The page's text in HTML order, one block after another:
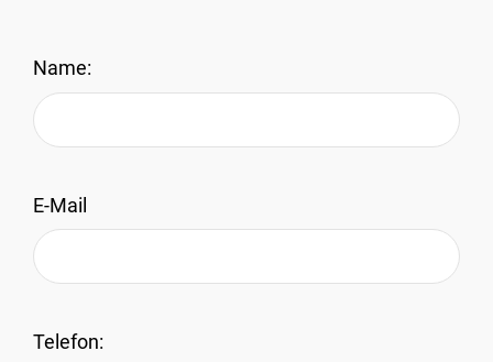
Name:
E-Mail
Telefon: